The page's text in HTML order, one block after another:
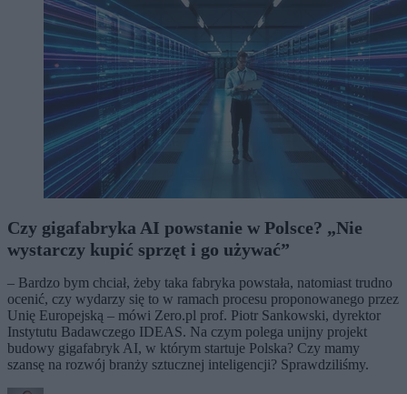
Czy gigafabryka AI powstanie w Polsce? „Nie
wystarczy kupić sprzęt i go używać”
– Bardzo bym chciał, żeby taka fabryka powstała, natomiast trudno
ocenić, czy wydarzy się to w ramach procesu proponowanego przez
Unię Europejską – mówi Zero.pl prof. Piotr Sankowski, dyrektor
Instytutu Badawczego IDEAS. Na czym polega unijny projekt
budowy gigafabryk AI, w którym startuje Polska? Czy mamy
szansę na rozwój branży sztucznej inteligencji? Sprawdziliśmy.